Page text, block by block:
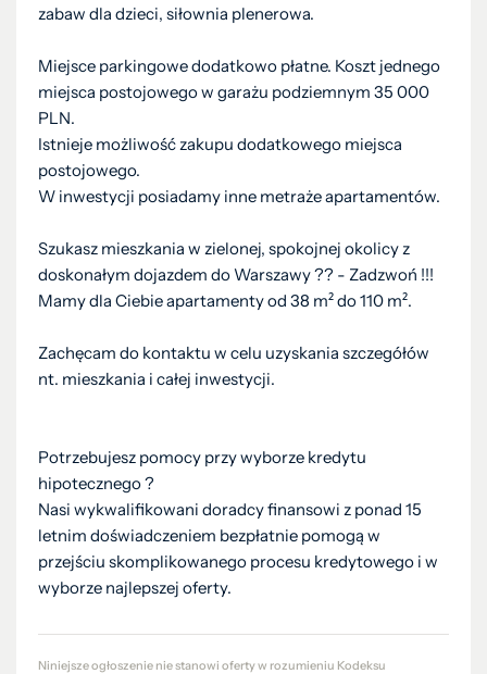
zabaw dla dzieci, siłownia plenerowa.
Miejsce parkingowe dodatkowo płatne. Koszt jednego
miejsca postojowego w garażu podziemnym 35 000
PLN.
Istnieje możliwość zakupu dodatkowego miejsca
postojowego.
W inwestycji posiadamy inne metraże apartamentów.
Szukasz mieszkania w zielonej, spokojnej okolicy z
doskonałym dojazdem do Warszawy ?? - Zadzwoń !!!
Mamy dla Ciebie apartamenty od 38 m² do 110 m².
Zachęcam do kontaktu w celu uzyskania szczegółów
nt. mieszkania i całej inwestycji.
Potrzebujesz pomocy przy wyborze kredytu
hipotecznego ?
Nasi wykwalifikowani doradcy finansowi z ponad 15
letnim doświadczeniem bezpłatnie pomogą w
przejściu skomplikowanego procesu kredytowego i w
wyborze najlepszej oferty.
Niniejsze ogłoszenie nie stanowi oferty w rozumieniu Kodeksu